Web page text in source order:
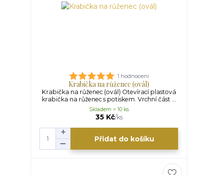
1 hodnocení
Krabička na růženec (ovál)
Krabička na růženec (ovál) Otevírací plastová
krabička na růženec s potiskem. Vrchní část ...
35 Kč/ks
Skladem > 10 ks
Přidat do košíku